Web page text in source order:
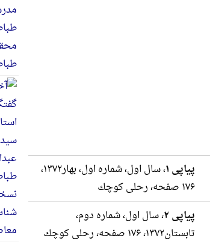
پیاپی ۱
، سال اول، شماره اول، بهار۱۳۷۲،
۱۷۶ صفحه، رحلى كوچك
پیاپی ۲ ، سال اول، شماره دوم،
تابستان۱۳۷۲، ۱۷۶ صفحه، رحلى كوچك